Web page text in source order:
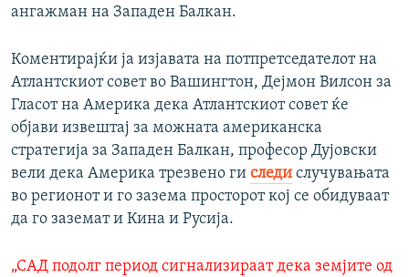
ангажман на Западен Балкан.
Коментирајќи ја изјавата на потпретседателот на
Атлантскиот совет во Вашингтон, Дејмон Вилсон за
Гласот на Америка дека Атлантскиот совет ќе
објави извештај за можната американска
стратегија за Западен Балкан, професор Дујовски
вели дека Америка трезвено ги следи случувањата
во регионот и го зазема просторот кој се обидуваат
да го заземат и Кина и Русија.
„САД подолг период сигнализираат дека земјите од